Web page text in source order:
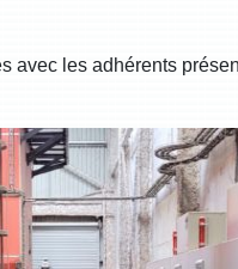
avec les adhérents